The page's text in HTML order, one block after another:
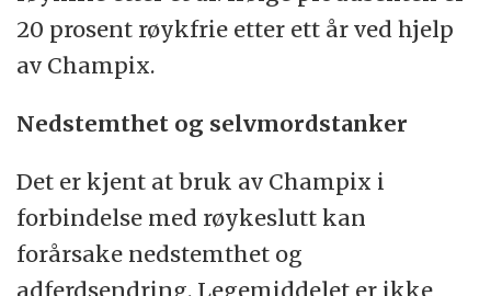
20 prosent røykfrie etter ett år ved hjelp
av Champix.
Nedstemthet og selvmordstanker
Det er kjent at bruk av Champix i
forbindelse med røykeslutt kan
forårsake nedstemthet og
adferdsendring. Legemiddelet er ikke